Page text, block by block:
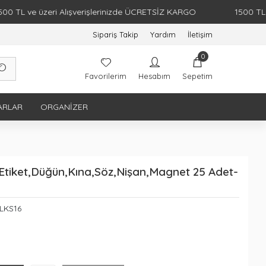
üzeri Alışverişlerinizde ÜCRETSİZ KARGO 1500 TL ve
Sipariş Takip Yardım İletişim
Favorilerim Hesabım
0
Sepetim
ORGANIZER
25 Adet-